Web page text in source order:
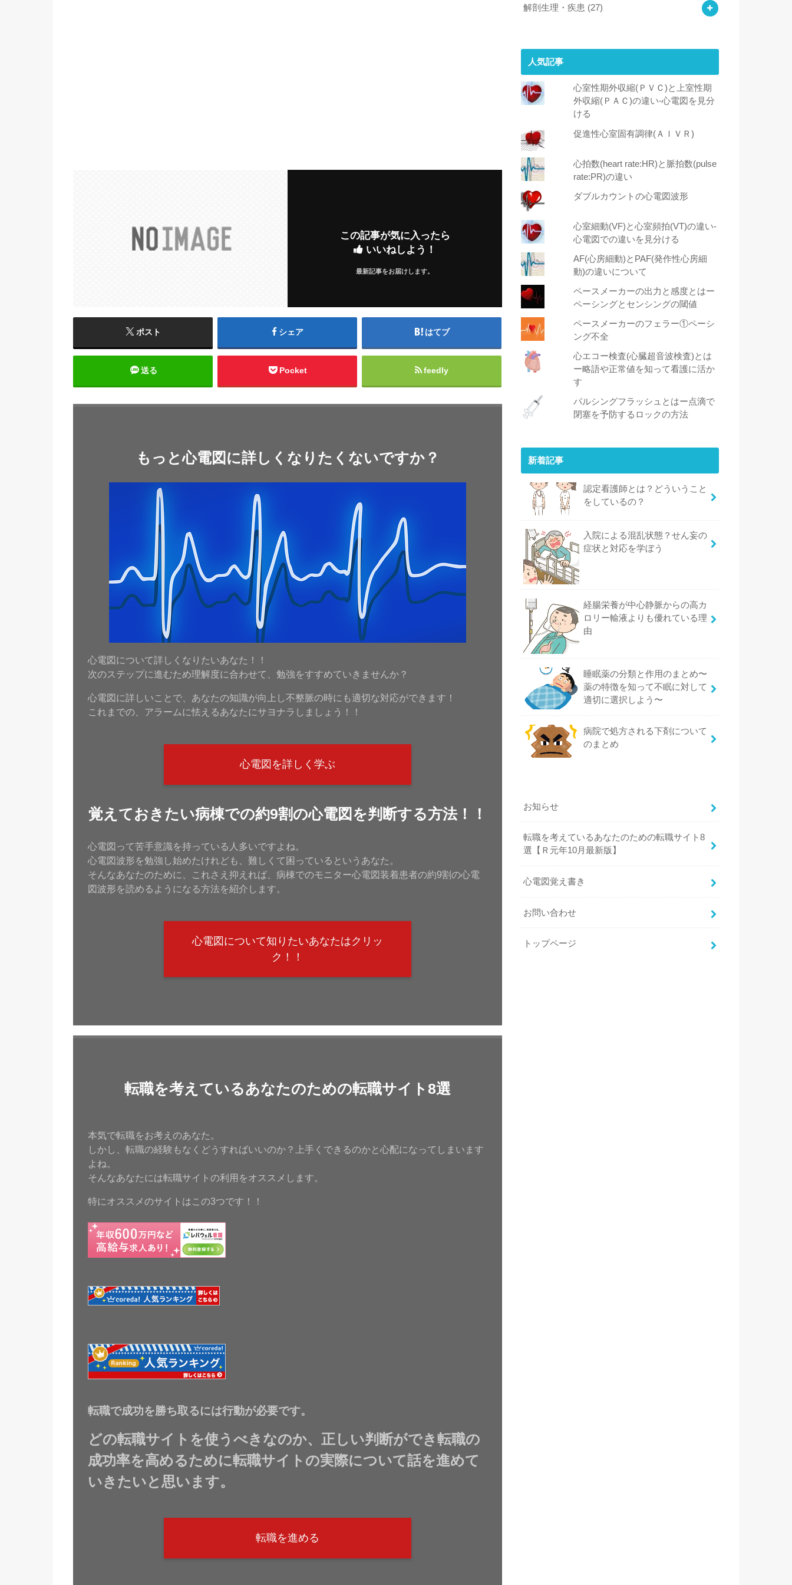
この記事が気に入ったら
いいねしよう！
最新記事をお届けします。
ポスト シェア はてブ
送る Pocket feedly
もっと心電図に詳しくなりたくないですか？
心電図について詳しくなりたいあなた！！
次のステップに進むため理解度に合わせて、勉強をすすめていきませんか？
心電図に詳しいことで、あなたの知識が向上し不整脈の時にも適切な対応ができます！
これまでの、アラームに怯えるあなたにサヨナラしましょう！！
心電図を詳しく学ぶ
覚えておきたい病棟での約9割の心電図を判断する方法！！
心電図って苦手意識を持っている人多いですよね。
心電図波形を勉強し始めたけれども、難しくて困っているというあなた。
そんなあなたのために、これさえ抑えれば、病棟でのモニター心電図装着患者の約9割の心電
図波形を読めるようになる方法を紹介します。
心電図について知りたいあなたはクリッ
ク！！
転職を考えているあなたのための転職サイト8選
本気で転職をお考えのあなた。
しかし、転職の経験もなくどうすればいいのか？上手くできるのかと心配になってしまいます
よね。
そんなあなたには転職サイトの利用をオススメします。
特にオススメのサイトはこの3つです！！
転職で成功を勝ち取るには行動が必要です。
どの転職サイトを使うべきなのか、正しい判断ができ転職の
成功率を高めるために転職サイトの実際について話を進めて
いきたいと思います。
転職を進める
解剖生理・疾患 (27)
人気記事
心室性期外収縮(ＰＶＣ)と上室性期
外収縮(ＰＡＣ)の違い-心電図を見分
ける
促進性心室固有調律(ＡＩＶＲ)
心拍数(heart rate:HR)と脈拍数(pulse
rate:PR)の違い
ダブルカウントの心電図波形
心室細動(VF)と心室頻拍(VT)の違い‐
心電図での違いを見分ける
AF(心房細動)とPAF(発作性心房細
動)の違いについて
ペースメーカーの出力と感度とはー
ペーシングとセンシングの閾値
ペースメーカーのフェラー①ペーシ
ング不全
心エコー検査(心臓超音波検査)とは
ー略語や正常値を知って看護に活か
す
パルシングフラッシュとはー点滴で
閉塞を予防するロックの方法
新着記事
認定看護師とは？どういうこと
をしているの？
入院による混乱状態？せん妄の
症状と対応を学ぼう
経腸栄養が中心静脈からの高カ
ロリー輸液よりも優れている理
由
睡眠薬の分類と作用のまとめ〜
薬の特徴を知って不眠に対して
適切に選択しよう〜
病院で処方される下剤について
のまとめ
お知らせ
転職を考えているあなたのための転職サイト8
選【Ｒ元年10月最新版】
心電図覚え書き
お問い合わせ
トップページ